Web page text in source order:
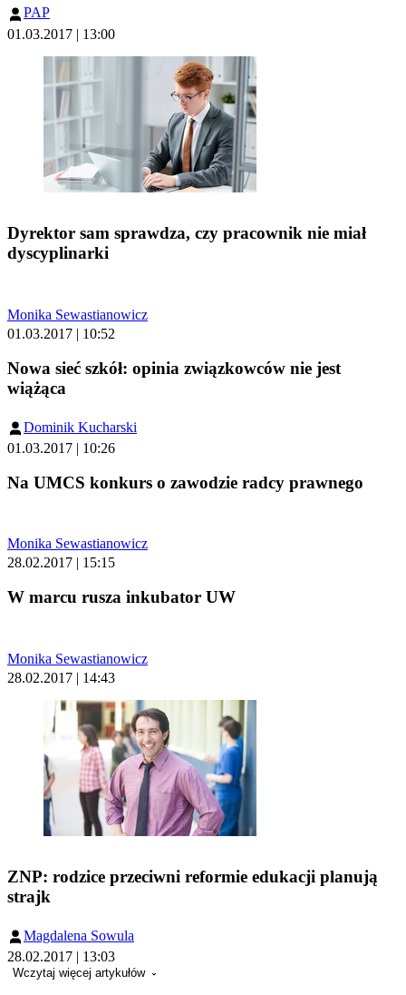
PAP
01.03.2017 | 13:00
Dyrektor sam sprawdza, czy pracownik nie miał
dyscyplinarki
Monika Sewastianowicz
01.03.2017 | 10:52
Nowa sieć szkół: opinia związkowców nie jest
wiążąca
Dominik Kucharski
01.03.2017 | 10:26
Na UMCS konkurs o zawodzie radcy prawnego
Monika Sewastianowicz
28.02.2017 | 15:15
W marcu rusza inkubator UW
Monika Sewastianowicz
28.02.2017 | 14:43
ZNP: rodzice przeciwni reformie edukacji planują
strajk
Magdalena Sowula
28.02.2017 | 13:03
Wczytaj więcej artykułów